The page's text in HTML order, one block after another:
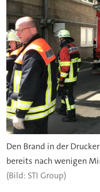
Den Brand in der
bereits nach wenigen
(Bild: STI Group)